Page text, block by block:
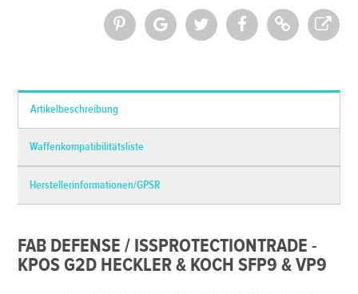
Artikelbeschreibung
Waffenkompatibilitätsliste
Herstellerinformationen/GPSR
FAB DEFENSE / ISSPROTECTIONTRADE -
KPOS G2D HECKLER & KOCH SFP9 & VP9